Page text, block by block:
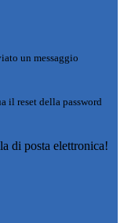
un messaggio
il reset della password
di posta elettronica!